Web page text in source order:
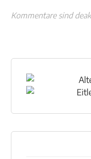
Kommentare sind